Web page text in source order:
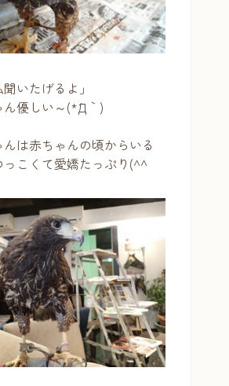
いたげるよ」
優しい～(*´Д｀)
は赤ちゃんの頃からいる
っこくて愛嬌たっぷり(^^